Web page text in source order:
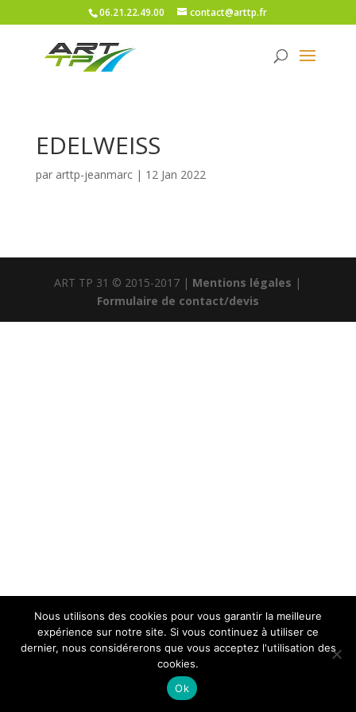
06.21.22.49.00 contact@arttp.fr
EDELWEISS
par arttp-jeanmarc| 12 Jan 2022
ART TP 31 © 2015-2017 | Mentions légales |
Formulaire de contact/devis
Nous utilisons des cookies pour vous garantir la meilleure
expérience sur notre site. Si vous continuez à utiliser ce
dernier, nous considérerons que vous acceptez l'utilisation des
cookies.
Ok